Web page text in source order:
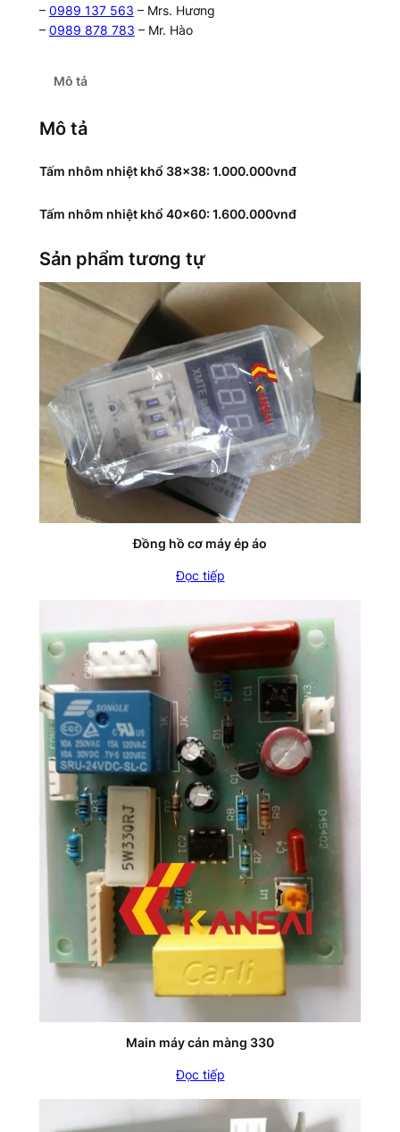
– 0989 137 563 – Mrs. Hương
– 0989 878 783 – Mr. Hào
Mô tả
Mô tả
Tấm nhôm nhiệt khổ 38×38: 1.000.000vnđ
Tấm nhôm nhiệt khổ 40×60: 1.600.000vnđ
Sản phẩm tương tự
Đồng hồ cơ máy ép áo
Đọc tiếp
Main máy cán màng 330
Đọc tiếp